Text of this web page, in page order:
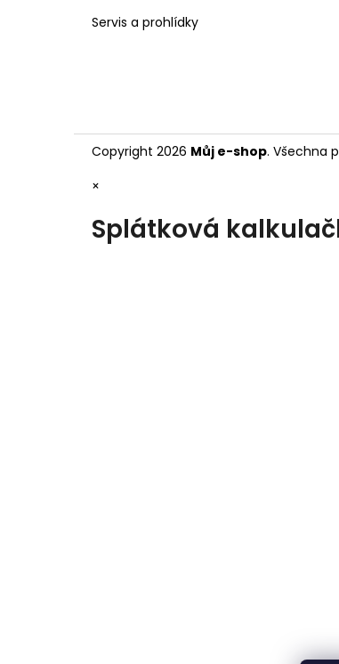
Servis a prohlídky
Copyright 2026 Můj e-shop. Všechna
×
Splátková